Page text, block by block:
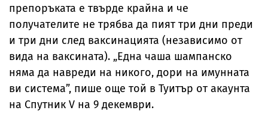
препоръката е твърде крайна и че
получателите не трябва да пият три дни преди
и три дни след ваксинацията (независимо от
вида на ваксината). „Една чаша шампанско
няма да навреди на никого, дори на имунната
ви система”, пише още той в Туитър от акаунта
на Спутник V на 9 декември.